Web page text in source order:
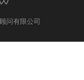
问有限公司